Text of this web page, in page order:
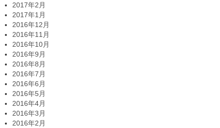
2017年2月
2017年1月
2016年12月
2016年11月
2016年10月
2016年9月
2016年8月
2016年7月
2016年6月
2016年5月
2016年4月
2016年3月
2016年2月